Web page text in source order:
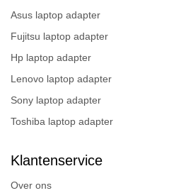
Asus laptop adapter
Fujitsu laptop adapter
Hp laptop adapter
Lenovo laptop adapter
Sony laptop adapter
Toshiba laptop adapter
Klantenservice
Over ons